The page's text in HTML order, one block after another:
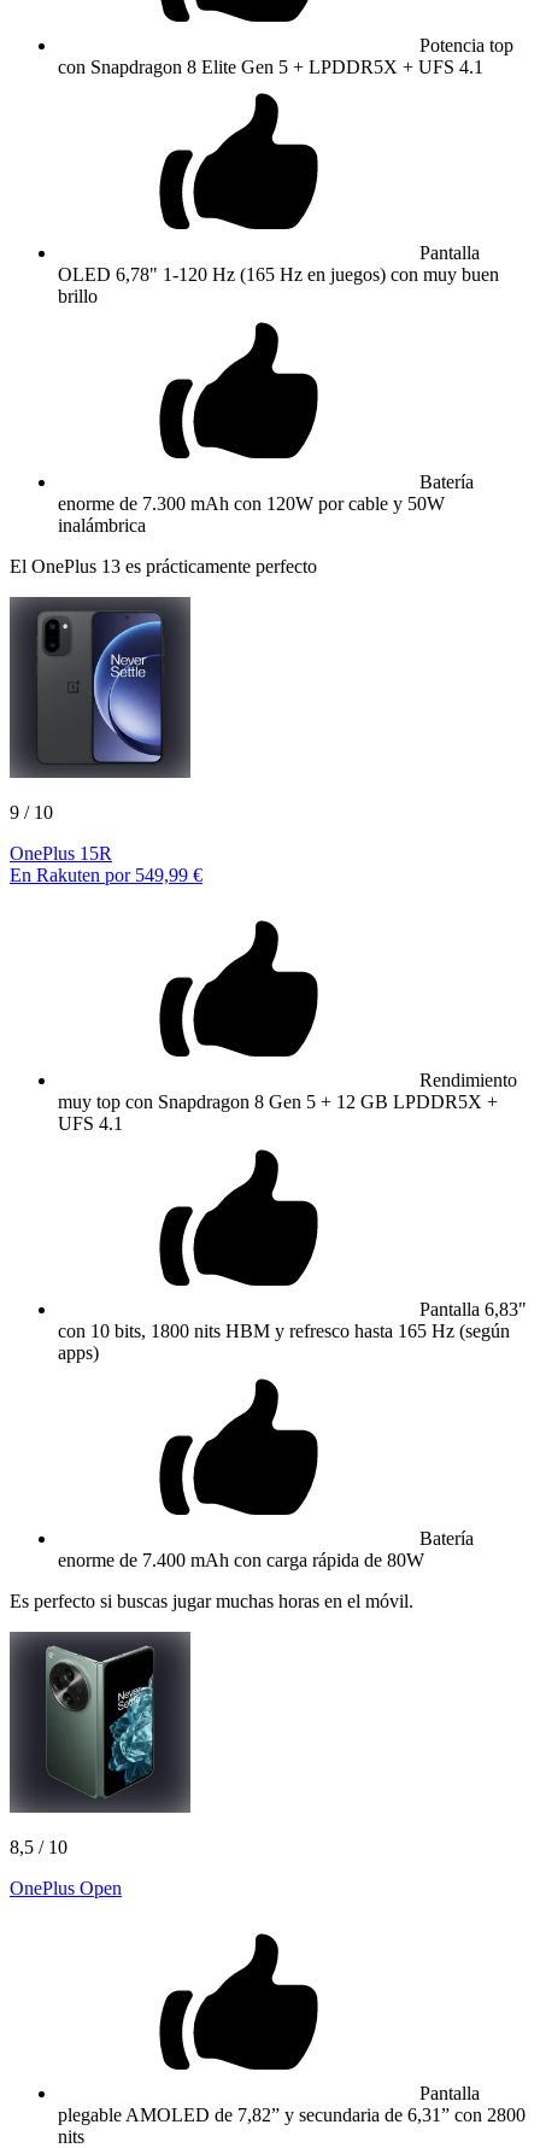
Potencia top
con Snapdragon 8 Elite Gen 5 + LPDDR5X + UFS 4.1
Pantalla
OLED 6,78" 1-120 Hz (165 Hz en juegos) con muy buen
brillo
Batería
enorme de 7.300 mAh con 120W por cable y 50W
inalámbrica
El OnePlus 13 es prácticamente perfecto
9 / 10
OnePlus 15R
En Rakuten por 549,99 €
Rendimiento
muy top con Snapdragon 8 Gen 5 + 12 GB LPDDR5X +
UFS 4.1
Pantalla 6,83"
con 10 bits, 1800 nits HBM y refresco hasta 165 Hz (según
apps)
Batería
enorme de 7.400 mAh con carga rápida de 80W
Es perfecto si buscas jugar muchas horas en el móvil.
8,5 / 10
OnePlus Open
Pantalla
plegable AMOLED de 7,82” y secundaria de 6,31” con 2800
nits